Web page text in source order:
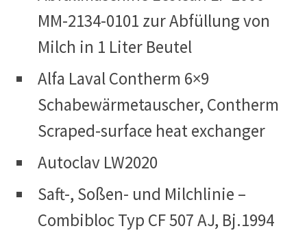
MM-2134-0101 zur Abfüllung von
Milch in 1 Liter Beutel
Alfa Laval Contherm 6×9
Schabewärmetauscher, Contherm
Scraped-surface heat exchanger
Autoclav LW2020
Saft-, Soßen- und Milchlinie –
Combibloc Typ CF 507 AJ, Bj.1994